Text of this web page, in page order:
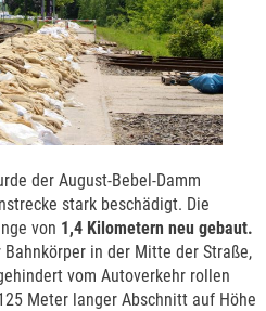
der August-Bebel-Damm
stark beschädigt. Die
von 1,4 Kilometern neu gebaut.
in der Mitte der Straße,
vom Autoverkehr rollen
Meter langer Abschnitt auf Höhe